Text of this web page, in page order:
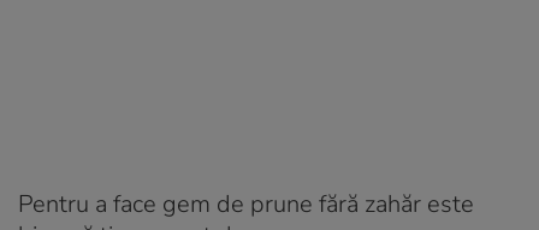
Pentru a face gem de prune fără zahăr este